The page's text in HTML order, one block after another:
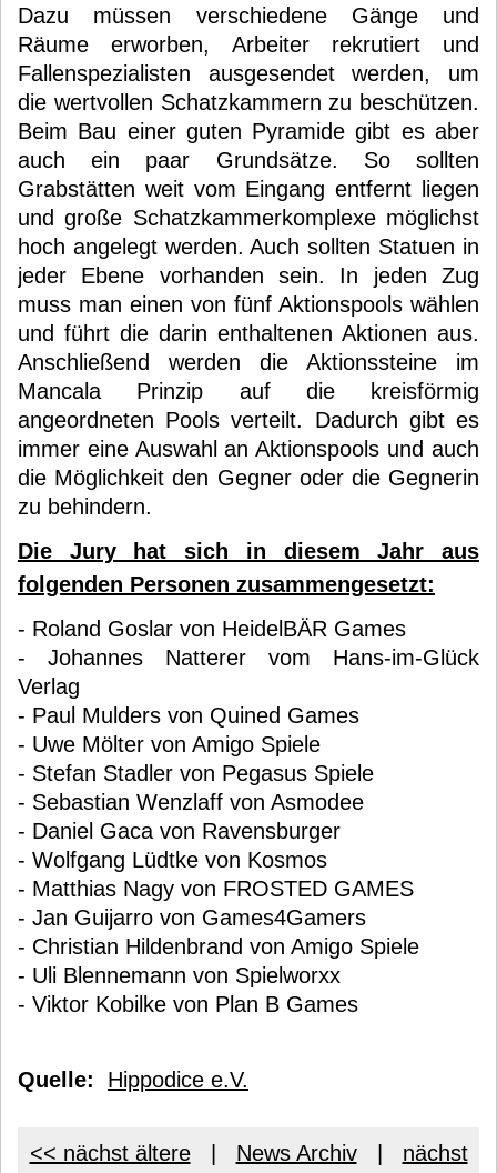
Dazu müssen verschiedene Gänge und
Räume erworben, Arbeiter rekrutiert und
Fallenspezialisten ausgesendet werden, um
die wertvollen Schatzkammern zu beschützen.
Beim Bau einer guten Pyramide gibt es aber
auch ein paar Grundsätze. So sollten
Grabstätten weit vom Eingang entfernt liegen
und große Schatzkammerkomplexe möglichst
hoch angelegt werden. Auch sollten Statuen in
jeder Ebene vorhanden sein. In jeden Zug
muss man einen von fünf Aktionspools wählen
und führt die darin enthaltenen Aktionen aus.
Anschließend werden die Aktionssteine im
Mancala Prinzip auf die kreisförmig
angeordneten Pools verteilt. Dadurch gibt es
immer eine Auswahl an Aktionspools und auch
die Möglichkeit den Gegner oder die Gegnerin
zu behindern.
Die Jury hat sich in diesem Jahr aus
folgenden Personen zusammengesetzt:
- Roland Goslar von HeidelBÄR Games
- Johannes Natterer vom Hans-im-Glück
Verlag
- Paul Mulders von Quined Games
- Uwe Mölter von Amigo Spiele
- Stefan Stadler von Pegasus Spiele
- Sebastian Wenzlaff von Asmodee
- Daniel Gaca von Ravensburger
- Wolfgang Lüdtke von Kosmos
- Matthias Nagy von FROSTED GAMES
- Jan Guijarro von Games4Gamers
- Christian Hildenbrand von Amigo Spiele
- Uli Blennemann von Spielworxx
- Viktor Kobilke von Plan B Games
Quelle: Hippodice e.V.
<< nächst ältere| News Archiv| nächst